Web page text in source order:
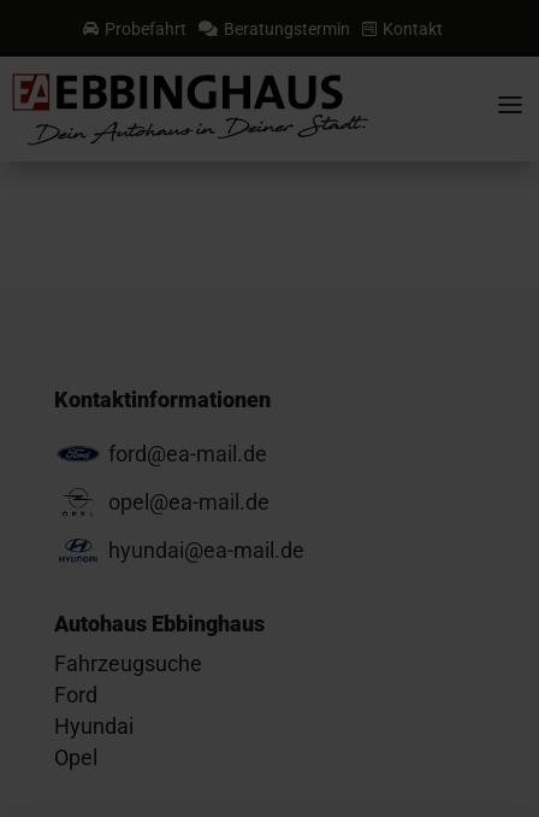
 Probefahrt  Beratungstermin  Kontakt
a
Kontaktinformationen
ford@ea-mail.de
opel@ea-mail.de
hyundai@ea-mail.de
Autohaus Ebbinghaus
Fahrzeugsuche
Ford
Hyundai
Opel